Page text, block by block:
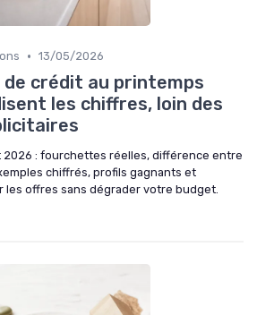
• 13/05/2026
de crédit au printemps
les chiffres, loin des
2026 : fourchettes réelles, différence entre
chiffrés, profils gagnants et
les offres sans dégrader votre budget.